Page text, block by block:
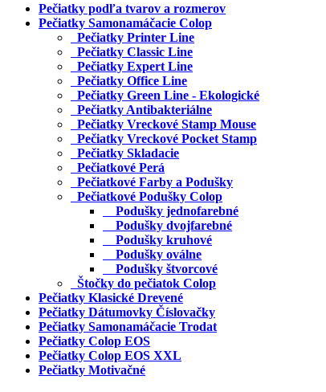
Pečiatky podľa tvarov a rozmerov
Pečiatky Samonamáčacie Colop
Pečiatky Printer Line
Pečiatky Classic Line
Pečiatky Expert Line
Pečiatky Office Line
Pečiatky Green Line - Ekologické
Pečiatky Antibakteriálne
Pečiatky Vreckové Stamp Mouse
Pečiatky Vreckové Pocket Stamp
Pečiatky Skladacie
Pečiatkové Perá
Pečiatkové Farby a Podušky
Pečiatkové Podušky Colop
Podušky jednofarebné
Podušky dvojfarebné
Podušky kruhové
Podušky oválne
Podušky štvorcové
Štočky do pečiatok Colop
Pečiatky Klasické Drevené
Pečiatky Dátumovky Číslovačky
Pečiatky Samonamáčacie Trodat
Pečiatky Colop EOS
Pečiatky Colop EOS XXL
Pečiatky Motivačné